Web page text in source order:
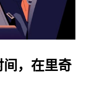
间，在里奇